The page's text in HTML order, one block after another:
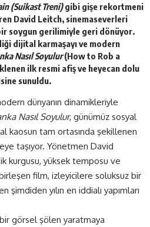
(Suikast Treni)gibi gişe rekortmeni
David Leitch, sinemaseverleri
soygun gerilimiyle geri dönüyor.
dijital karmaşayı ve modern
Nasıl Soyulur(How to Rob a
ilk resmi afiş ve heyecan dolu
sunuldu.
dünyanın dinamikleriyle
Nasıl Soyulur, günümüz sosyal
kaosun tam ortasında şekillenen
taşıyor. Yönetmen David
kurgusu, yüksek temposu ve
film, izleyicilere soluksuz bir
yılın en iddialı yapımları
görsel şölen yaratmaya